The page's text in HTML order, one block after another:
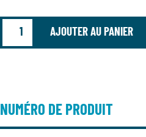
AJOUTER AU PANIER
NUMÉRO DE PRODUIT